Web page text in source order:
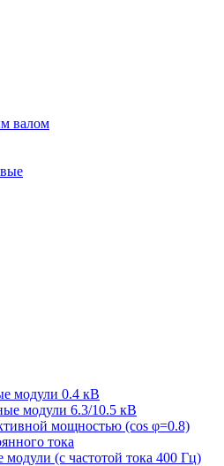
валом
модули 0.4 кВ
модули 6.3/10.5 кВ
мощностью (cos φ=0.8)
тока
(с частотой тока 400 Гц)